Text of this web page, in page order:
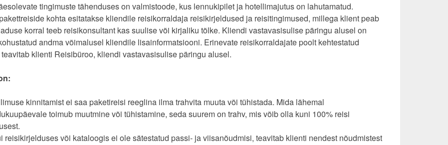
tingimuste tähenduses on valmistoode, kus lennukipilet ja hotellimajutus on lahutamatud.
kohta esitatakse kliendile reisikorraldaja reisikirjeldused ja reisitingimused, millega klient peab
korral teeb reisikonsultant kas suulise või kirjaliku tõlke. Kliendi vastavasisulise päringu alusel on
andma võimalusel kliendile lisainformatsiooni. Erinevate reisikorraldajate poolt kehtestatud
klienti Reisibüroo, kliendi vastavasisulise päringu alusel.
kinnitamist ei saa paketireisi reeglina ilma trahvita muuta või tühistada. Mida lähemal
toimub muutmine või tühistamine, seda suurem on trahv, mis võib olla kuni 100% reisi
reisikirjelduses või kataloogis ei ole sätestatud passi- ja viisanõudmisi, teavitab klienti nendest nõudmistest